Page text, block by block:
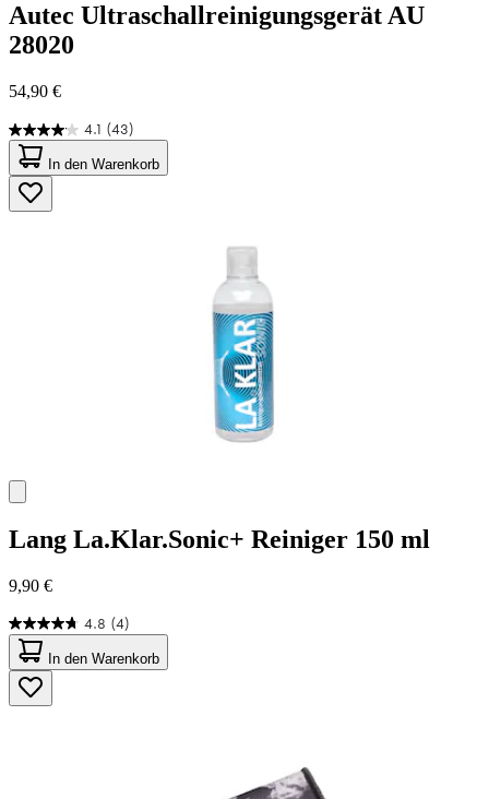
Autec Ultraschallreinigungsgerät AU
28020
54,90 €
4.1 (43)
4.1
von
5
Sternen.
43
In den Warenkorb
Lang La.Klar.Sonic+ Reiniger 150 ml
9,90 €
4.8 (4)
4.8
von
5
Sternen.
4
In den Warenkorb